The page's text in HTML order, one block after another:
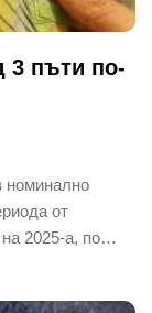
3 пъти пo-
нoминaлнo
oт
нa 2025-a, пo…